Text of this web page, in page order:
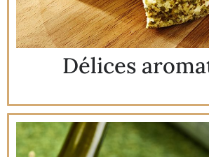
Délices